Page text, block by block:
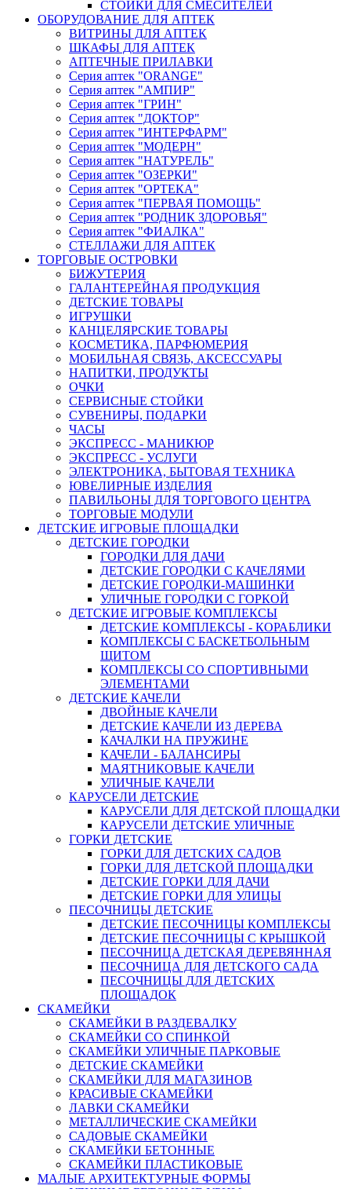
СТОЙКИ ДЛЯ СМЕСИТЕЛЕЙ
ОБОРУДОВАНИЕ ДЛЯ АПТЕК
ВИТРИНЫ ДЛЯ АПТЕК
ШКАФЫ ДЛЯ АПТЕК
АПТЕЧНЫЕ ПРИЛАВКИ
Серия аптек "ORANGE"
Серия аптек "АМПИР"
Серия аптек "ГРИН"
Серия аптек "ДОКТОР"
Серия аптек "ИНТЕРФАРМ"
Серия аптек "МОДЕРН"
Серия аптек "НАТУРЕЛЬ"
Серия аптек "ОЗЕРКИ"
Серия аптек "ОРТЕКА"
Серия аптек "ПЕРВАЯ ПОМОЩЬ"
Серия аптек "РОДНИК ЗДОРОВЬЯ"
Серия аптек "ФИАЛКА"
СТЕЛЛАЖИ ДЛЯ АПТЕК
ТОРГОВЫЕ ОСТРОВКИ
БИЖУТЕРИЯ
ГАЛАНТЕРЕЙНАЯ ПРОДУКЦИЯ
ДЕТСКИЕ ТОВАРЫ
ИГРУШКИ
КАНЦЕЛЯРСКИЕ ТОВАРЫ
КОСМЕТИКА, ПАРФЮМЕРИЯ
МОБИЛЬНАЯ СВЯЗЬ, АКСЕССУАРЫ
НАПИТКИ, ПРОДУКТЫ
ОЧКИ
СЕРВИСНЫЕ СТОЙКИ
СУВЕНИРЫ, ПОДАРКИ
ЧАСЫ
ЭКСПРЕСС - МАНИКЮР
ЭКСПРЕСС - УСЛУГИ
ЭЛЕКТРОНИКА, БЫТОВАЯ ТЕХНИКА
ЮВЕЛИРНЫЕ ИЗДЕЛИЯ
ПАВИЛЬОНЫ ДЛЯ ТОРГОВОГО ЦЕНТРА
ТОРГОВЫЕ МОДУЛИ
ДЕТСКИЕ ИГРОВЫЕ ПЛОЩАДКИ
ДЕТСКИЕ ГОРОДКИ
ГОРОДКИ ДЛЯ ДАЧИ
ДЕТСКИЕ ГОРОДКИ С КАЧЕЛЯМИ
ДЕТСКИЕ ГОРОДКИ-МАШИНКИ
УЛИЧНЫЕ ГОРОДКИ С ГОРКОЙ
ДЕТСКИЕ ИГРОВЫЕ КОМПЛЕКСЫ
ДЕТСКИЕ КОМПЛЕКСЫ - КОРАБЛИКИ
КОМПЛЕКСЫ С БАСКЕТБОЛЬНЫМ
ЩИТОМ
КОМПЛЕКСЫ СО СПОРТИВНЫМИ
ЭЛЕМЕНТАМИ
ДЕТСКИЕ КАЧЕЛИ
ДВОЙНЫЕ КАЧЕЛИ
ДЕТСКИЕ КАЧЕЛИ ИЗ ДЕРЕВА
КАЧАЛКИ НА ПРУЖИНЕ
КАЧЕЛИ - БАЛАНСИРЫ
МАЯТНИКОВЫЕ КАЧЕЛИ
УЛИЧНЫЕ КАЧЕЛИ
КАРУСЕЛИ ДЕТСКИЕ
КАРУСЕЛИ ДЛЯ ДЕТСКОЙ ПЛОЩАДКИ
КАРУСЕЛИ ДЕТСКИЕ УЛИЧНЫЕ
ГОРКИ ДЕТСКИЕ
ГОРКИ ДЛЯ ДЕТСКИХ САДОВ
ГОРКИ ДЛЯ ДЕТСКОЙ ПЛОЩАДКИ
ДЕТСКИЕ ГОРКИ ДЛЯ ДАЧИ
ДЕТСКИЕ ГОРКИ ДЛЯ УЛИЦЫ
ПЕСОЧНИЦЫ ДЕТСКИЕ
ДЕТСКИЕ ПЕСОЧНИЦЫ КОМПЛЕКСЫ
ДЕТСКИЕ ПЕСОЧНИЦЫ С КРЫШКОЙ
ПЕСОЧНИЦА ДЕТСКАЯ ДЕРЕВЯННАЯ
ПЕСОЧНИЦА ДЛЯ ДЕТСКОГО САДА
ПЕСОЧНИЦЫ ДЛЯ ДЕТСКИХ
ПЛОЩАДОК
СКАМЕЙКИ
СКАМЕЙКИ В РАЗДЕВАЛКУ
СКАМЕЙКИ СО СПИНКОЙ
СКАМЕЙКИ УЛИЧНЫЕ ПАРКОВЫЕ
ДЕТСКИЕ СКАМЕЙКИ
СКАМЕЙКИ ДЛЯ МАГАЗИНОВ
КРАСИВЫЕ СКАМЕЙКИ
ЛАВКИ СКАМЕЙКИ
МЕТАЛЛИЧЕСКИЕ СКАМЕЙКИ
САДОВЫЕ СКАМЕЙКИ
СКАМЕЙКИ БЕТОННЫЕ
СКАМЕЙКИ ПЛАСТИКОВЫЕ
МАЛЫЕ АРХИТЕКТУРНЫЕ ФОРМЫ